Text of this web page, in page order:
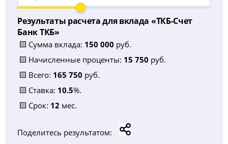
Результаты расчета для вклада «ТКБ-Счет
Банк ТКБ»
🟨 Сумма вклада: 150 000 руб.
🟨 Начисленные проценты: 15 750 руб.
🟨 Всего: 165 750 руб.
🟨 Ставка: 10.5%.
🟨 Срок: 12 мес.
Поделитесь результатом: